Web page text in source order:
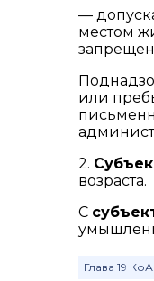
—
местом
или
2.
возраста.
С
Глава 19